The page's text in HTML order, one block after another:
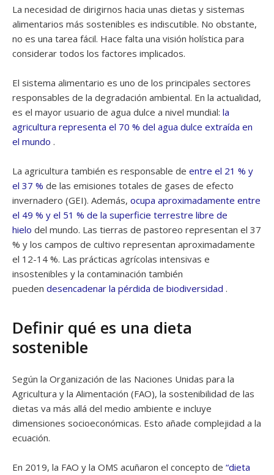
La necesidad de dirigirnos hacia unas dietas y sistemas
alimentarios más sostenibles es indiscutible. No obstante,
no es una tarea fácil. Hace falta una visión holística para
considerar todos los factores implicados.
El sistema alimentario es uno de los principales sectores
responsables de la degradación ambiental. En la actualidad,
es el mayor usuario de agua dulce a nivel mundial: la
agricultura representa el 70 % del agua dulce extraída en
el mundo .
La agricultura también es responsable de entre el 21 % y
el 37 % de las emisiones totales de gases de efecto
invernadero (GEI). Además, ocupa aproximadamente entre
el 49 % y el 51 % de la superficie terrestre libre de
hielo del mundo. Las tierras de pastoreo representan el 37
% y los campos de cultivo representan aproximadamente
el 12-14 %. Las prácticas agrícolas intensivas e
insostenibles y la contaminación también
pueden desencadenar la pérdida de biodiversidad .
Definir qué es una dieta
sostenible
Según la Organización de las Naciones Unidas para la
Agricultura y la Alimentación (FAO), la sostenibilidad de las
dietas va más allá del medio ambiente e incluye
dimensiones socioeconómicas. Esto añade complejidad a la
ecuación.
En 2019, la FAO y la OMS acuñaron el concepto de “dieta